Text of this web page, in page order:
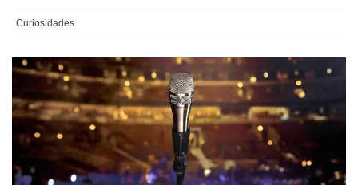
Curiosidades